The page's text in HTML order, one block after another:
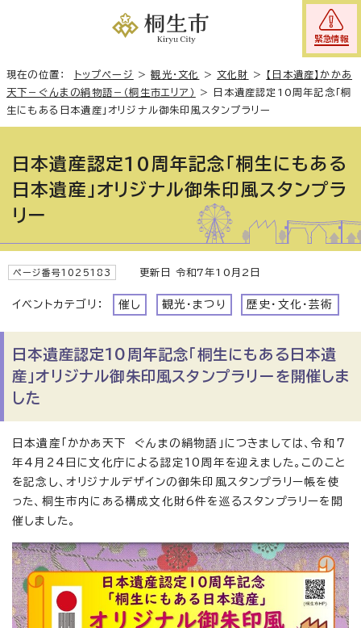
緊急情報
現在の位置： トップページ >観光・文化 >文化財 >
【日本遺産】かかあ
天下－ぐんまの絹物語－（桐生市エリア）
>
日本遺産認定10周年記念「桐
生にもある日本遺産」オリジナル御朱印風スタンプラリー
日本遺産認定10周年記念「桐生にもある
日本遺産」オリジナル御朱印風スタンプラ
リー
ページ番号1025183 更新日 令和7年10月2日
イベントカテゴリ： 催し 観光・まつり 歴史・文化・芸術
日本遺産認定10周年記念「桐生にもある日本遺
産」オリジナル御朱印風スタンプラリーを開催しま
した
日本遺産「かかあ天下 ぐんまの絹物語」につきましては、令和7
年4月24日に文化庁による認定10周年を迎えました。このこと
を記念し、オリジナルデザインの御朱印風スタンプラリー帳を使
った、桐生市内にある構成文化財6件を巡るスタンプラリーを開
催しました。